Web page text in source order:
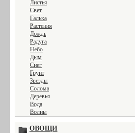
Листья
Свет
Галька
Растения
Дождь
Радуга
Небо
Дым
Снег
Грунт
Звезды
Солома
Деревья
Вода
Волны
ОВОЩИ